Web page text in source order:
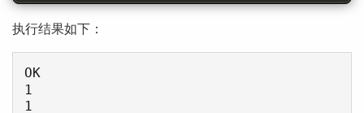
执行结果如下：
OK
1
1